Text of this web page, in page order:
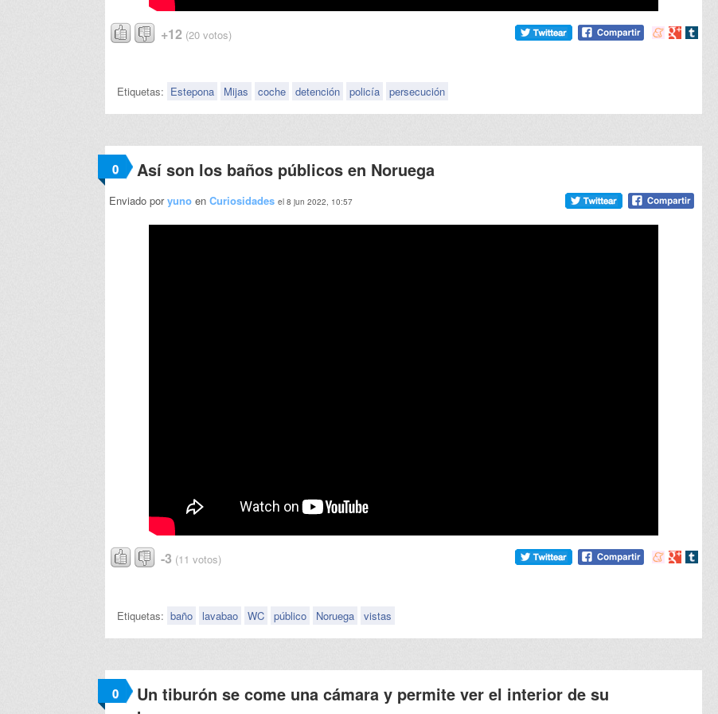
+12 (20 votos)
Compartir
Compartir
Etiquetas: Estepona Mijas coche detención policía persecución
0 Así son los baños públicos en Noruega
Enviado poryuno en Curiosidades el 8 jun 2022, 10:57
-3 (11 votos)
Compartir
Compartir
Etiquetas: baño lavabao WC público Noruega vistas
0
Un tiburón se come una cámara y permite ver el interior de su